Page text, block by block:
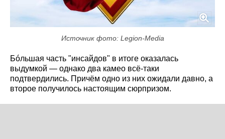
Источник фото: Legion-Media
Бóльшая часть "инсайдов" в итоге оказалась
выдумкой — однако два камео всё-таки
подтвердились. Причём одно из них ожидали давно, а
второе получилось настоящим сюрпризом.